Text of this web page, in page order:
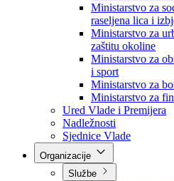
Ministarstvo za
Ministarstvo za
Ministarstvo za
Ministarstvo za
raseljena lica i
Ministarstvo za
zaštitu okoline
Ministarstvo za
i sport
Ministarstvo za
Ministarstvo za
Ured Vlade i Premijera
Nadležnosti
Sjednice Vlade